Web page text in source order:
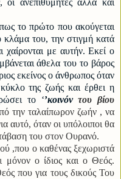
ανεπιθύμητες αλλά και
το πρώτο που ακούγεται
κλάμα του, την στιγμή κατά
χαίρονται με αυτήν. Εκεί ο
άθελα του το βάρος
εκείνος ο άνθρωπος όταν
της ζωής και έρθει η
το ‘’κοινόντου βίου
την ταλαίπωρον ζωήν , να
αυτό, όταν οι υπόλοιποι θα
του στον Ουρανό.
ο καθένας ξεχωριστά
μόνον ο ίδιος και ο Θεός.
που για τους δικούς Του